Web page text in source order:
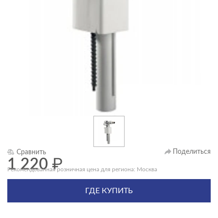
Сравнить Поделиться
1 220₽
Рекомендованная розничная цена для региона: Москва
ГДЕ КУПИТЬ